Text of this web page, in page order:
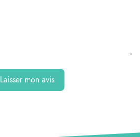
Laisser mon avis